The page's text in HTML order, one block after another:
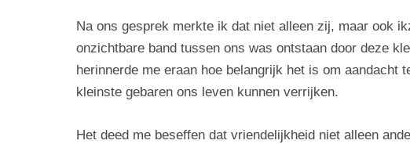
Na ons gesprek merkte ik dat niet alleen zij, maar ook
onzichtbare band tussen ons was ontstaan door deze
herinnerde me eraan hoe belangrijk het is om aandacht
kleinste gebaren ons leven kunnen verrijken.
Het deed me beseffen dat vriendelijkheid niet alleen